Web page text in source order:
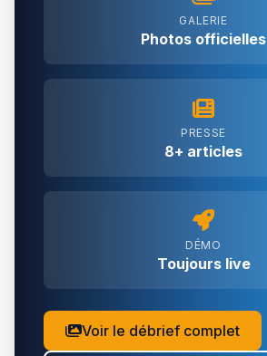
GALERIE
Photos officielles
PRESSE
8+ articles
DÉMO
Toujours live
Voir le débrief complet